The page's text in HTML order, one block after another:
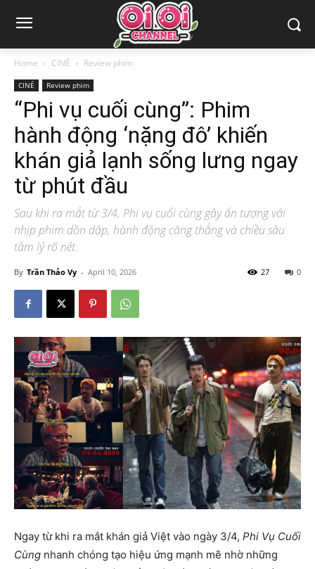
Home CINÉ Review phim
CINÉ Review phim
“Phi vụ cuối cùng”: Phim
hành động ‘nặng đô’ khiến
khán giả lạnh sống lưng ngay
từ phút đầu
Sau khi ra mắt từ 3/4, Phi vụ cuối cùng gây ấn tượng với
nhịp phim dồn dập, hành động căng thẳng và chiều sâu
tâm lý rõ nét.
By Trần Thảo Vy - April 10, 2026 0
27
Ngay từ khi ra mắt khán giả Việt vào ngày 3/4, Phi Vụ Cuối
Cùng nhanh chóng tạo hiệu ứng mạnh mẽ nhờ những